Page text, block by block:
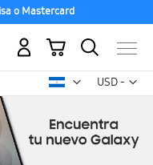
o Mastercard
USD -
dólar
Mi carrito